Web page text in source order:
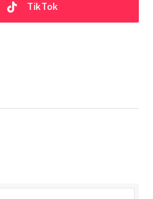
TikTok